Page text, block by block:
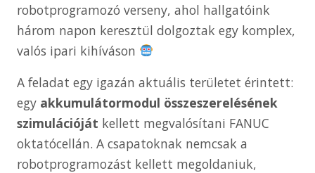
robotprogramozó verseny, ahol hallgatóink
három napon keresztül dolgoztak egy komplex,
valós ipari kihíváson
A feladat egy igazán aktuális területet érintett:
egy akkumulátormodul összeszerelésének
szimulációját kellett megvalósítani FANUC
oktatócellán. A csapatoknak nemcsak a
robotprogramozást kellett megoldaniuk,